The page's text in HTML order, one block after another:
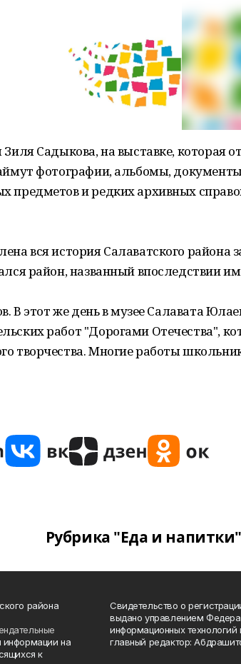
Садыкова, на выставке, которая
фотографии, альбомы,
предметов и редких архивных
вся история Салаватского района
район, названный впоследствии
В этот же день в музее Салавата
работ "Дорогами Отечества",
творчества. Многие работы
Рубрика "Еда и напитки"
района
информации на
к
Свидетельство о
выдано управлением
информационных
главный редактор: